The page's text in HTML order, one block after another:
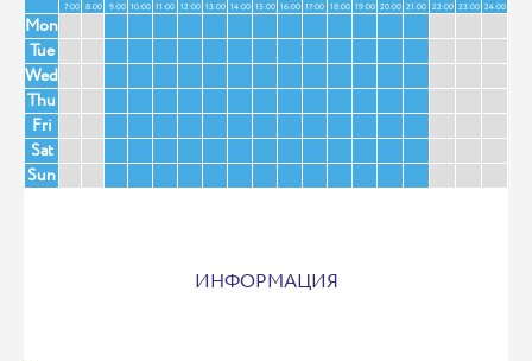
7:00 8:00 9:00 10:00 11:00 12:00 13:00 14:00 15:00 16:00 17:00 18:00 19:00 20:00 21:00 22:00 23:00 24:00
Mon
Tue
Wed
Thu
Fri
Sat
Sun
ИНФОРМАЦИЯ